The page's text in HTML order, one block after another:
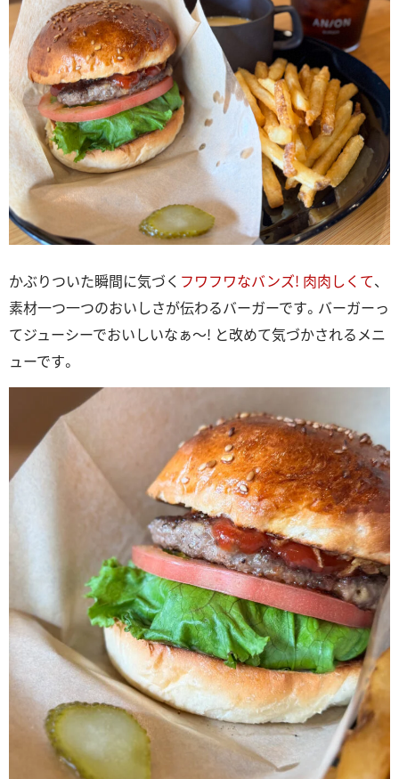
かぶりついた瞬間に気づく フワフワなバンズ! 肉肉しくて、
素材一つ一つのおいしさが伝わるバーガーです。バーガーっ
てジューシーでおいしいなぁ～! と改めて気づかされるメニ
ューです。